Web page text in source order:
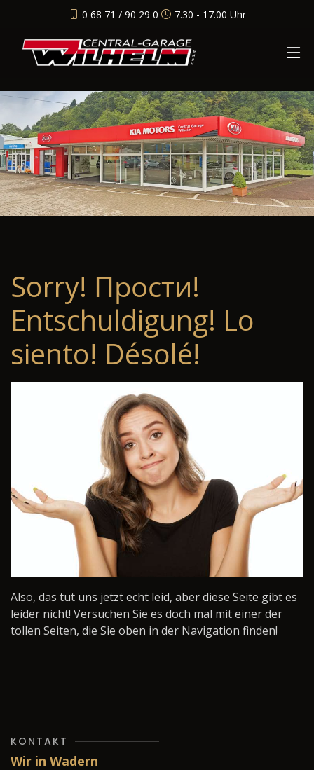
0 68 71 / 90 29 0 7.30 - 17.00 Uhr
Sorry! Прости!
Entschuldigung! Lo
siento! Désolé!
Also, das tut uns jetzt echt leid, aber diese Seite gibt es
leider nicht! Versuchen Sie es doch mal mit einer der
tollen Seiten, die Sie oben in der Navigation finden!
KONTAKT
Wir in Wadern